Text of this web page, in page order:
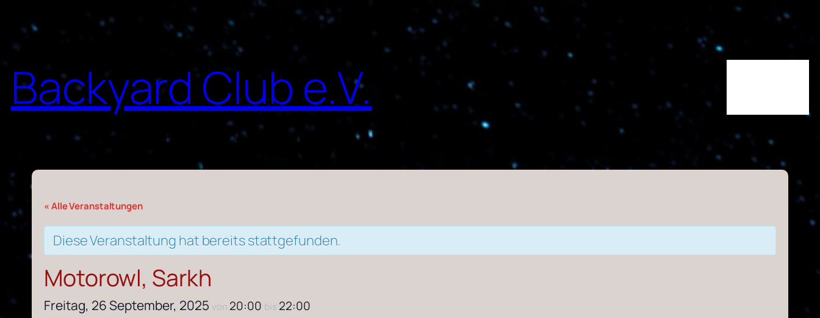
Backyard Club e.V.
« Alle Veranstaltungen
Diese Veranstaltung hat bereits stattgefunden.
Motorowl, Sarkh
Freitag, 26 September, 2025 von 20:00 bis 22:00